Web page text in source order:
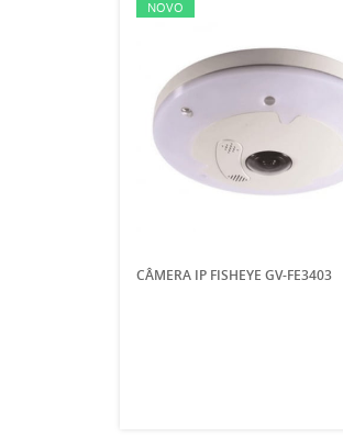
NOVO
CÂMERA IP FISHEYE GV-FE3403